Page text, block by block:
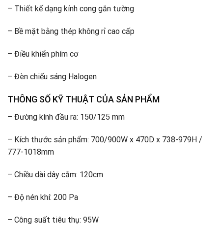
– Thiết kế dạng kính cong gắn tường
– Bề mặt bằng thép không rỉ cao cấp
– Điều khiển phím cơ
– Đèn chiếu sáng Halogen
THÔNG SỐ KỸ THUẬT CỦA SẢN PHẨM
– Đường kính đầu ra: 150/125 mm
– Kích thước sản phẩm: 700/900W x 470D x 738-979H /
777-1018mm
– Chiều dài dây cắm: 120cm
– Độ nén khí: 200 Pa
– Công suất tiêu thụ: 95W